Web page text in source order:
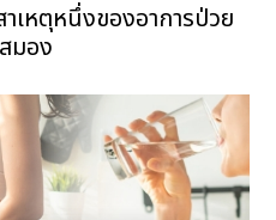
เหตุหนึ่งของอาการป่วย
มอง